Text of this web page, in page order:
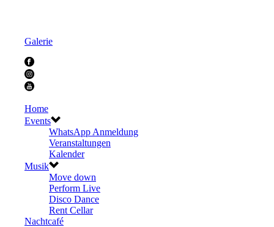
Galerie
Home
Events
WhatsApp Anmeldung
Veranstaltungen
Kalender
Musik
Move down
Perform Live
Disco Dance
Rent Cellar
Nachtcafé